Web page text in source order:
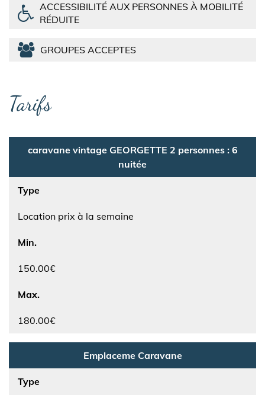
ACCESSIBILITÉ AUX PERSONNES À MOBILITÉ
RÉDUITE
GROUPES ACCEPTES
Tarifs
caravane vintage GEORGETTE 2 personnes : 6
nuitée
Type
Location prix à la semaine
Min.
150.00€
Max.
180.00€
Emplaceme Caravane
Type